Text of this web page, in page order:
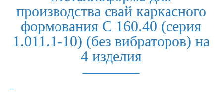
производства свай каркасного
формования С 160.40 (серия
1.011.1-10) (без вибраторов) на
4 изделия